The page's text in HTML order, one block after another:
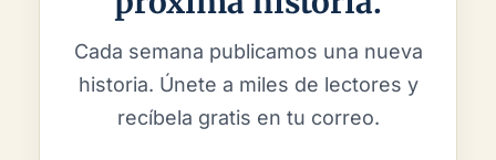
Cada semana publicamos una nueva
historia. Únete a miles de lectores y
recíbela gratis en tu correo.